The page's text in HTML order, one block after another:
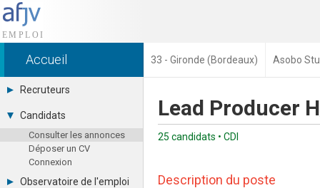
Accueil 33 - Gironde (Bordeaux) Asobo
Recruteurs
Déposer une annonce
Tarifs
Interface recruteur
Candidats
Consulter les annonces
Déposer un CV
Connexion
Observatoire de l'emploi
Lead Producer
25 candidats • CDI
Description du poste